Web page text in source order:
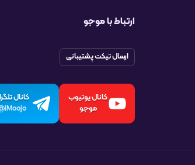
ارتباط با موجو
ارسال تیکت پشتیبانی
کانال یوتیوب
موجو
کانال
iMoojo@